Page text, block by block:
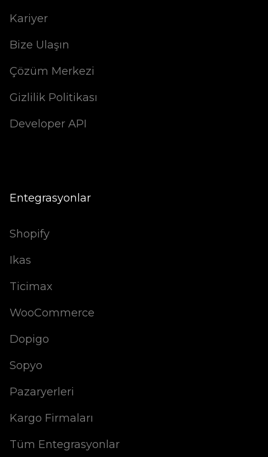
Kariyer
Bize Ulaşın
Çözüm Merkezi
Gizlilik Politikası
Developer API
Entegrasyonlar
Shopify
Ikas
Ticimax
WooCommerce
Dopigo
Sopyo
Pazaryerleri
Kargo Firmaları
Tüm Entegrasyonlar